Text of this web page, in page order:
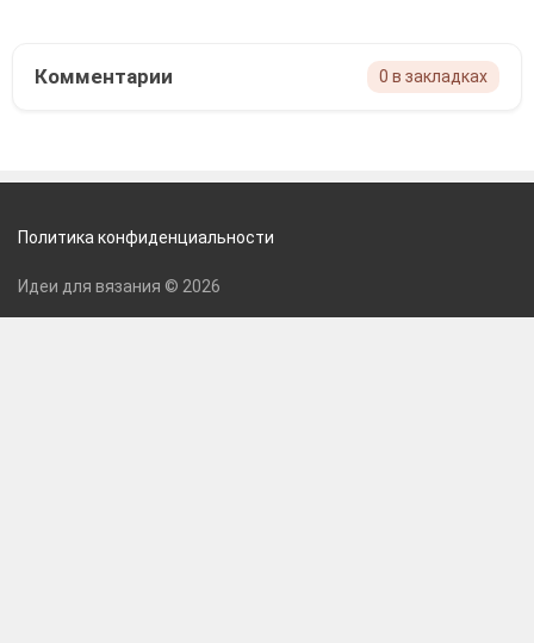
Комментарии 0 в закладках
Политика конфиденциальности
Идеи для вязания © 2026